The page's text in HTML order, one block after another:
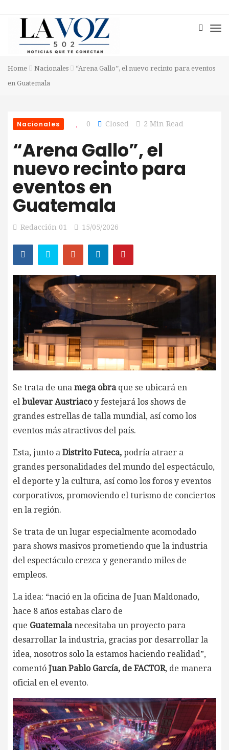
Home Nacionales
“Arena Gallo”, el nuevo recinto para eventos
en Guatemala
Nacionales 0 Closed 2 Min Read
“Arena Gallo”, el
nuevo recinto para
eventos en
Guatemala
Redacción 01 15/05/2026
Se trata de una mega obraque se ubicará en
el bulevar Austriacoy festejará los shows de
grandes estrellas de talla mundial, así como los
eventos más atractivos del país.
Esta, junto a Distrito Futeca, podría atraer a
grandes personalidades del mundo del espectáculo,
el deporte y la cultura, así como los foros y eventos
corporativos, promoviendo el turismo de conciertos
en la región.
Se trata de un lugar especialmente acomodado
para shows masivos prometiendo que la industria
del espectáculo crezca y generando miles de
empleos.
La idea: “nació en la oficina de Juan Maldonado,
hace 8 años estabas claro de
que Guatemalanecesitaba un proyecto para
desarrollar la industria, gracias por desarrollar la
idea, nosotros solo la estamos haciendo realidad”,
comentó Juan Pablo García, de FACTOR, de manera
oficial en el evento.